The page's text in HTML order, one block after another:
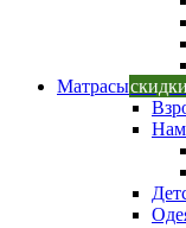
Матрасы